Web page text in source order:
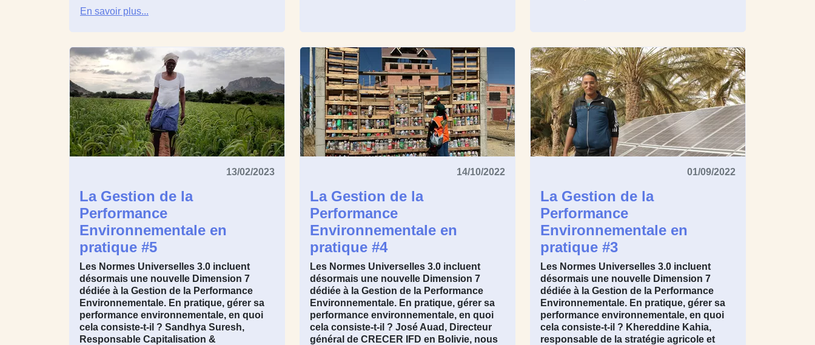
En savoir plus...
13/02/2023
La Gestion de la
Performance
Environnementale en
pratique #5
Les Normes Universelles 3.0 incluent
désormais une nouvelle Dimension 7
dédiée à la Gestion de la Performance
Environnementale. En pratique, gérer sa
performance environnementale, en quoi
cela consiste-t-il ? Sandhya Suresh,
Responsable Capitalisation &
14/10/2022
La Gestion de la
Performance
Environnementale en
pratique #4
Les Normes Universelles 3.0 incluent
désormais une nouvelle Dimension 7
dédiée à la Gestion de la Performance
Environnementale. En pratique, gérer sa
performance environnementale, en quoi
cela consiste-t-il ? José Auad , Directeur
général de CRECER IFD en Bolivie, nous
01/09/2022
La Gestion de la
Performance
Environnementale en
pratique #3
Les Normes Universelles 3.0 incluent
désormais une nouvelle Dimension 7
dédiée à la Gestion de la Performance
Environnementale. En pratique, gérer sa
performance environnementale, en quoi
cela consiste-t-il ? Khereddine Kahia,
responsable de la stratégie agricole et